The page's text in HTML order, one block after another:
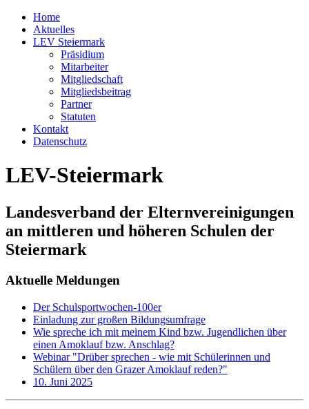
Home
Aktuelles
LEV Steiermark
Präsidium
Mitarbeiter
Mitgliedschaft
Mitgliedsbeitrag
Partner
Statuten
Kontakt
Datenschutz
LEV-Steiermark
Landesverband der Elternvereinigungen
an mittleren und höheren Schulen der
Steiermark
Aktuelle Meldungen
Der Schulsportwochen-100er
Einladung zur großen Bildungsumfrage
Wie spreche ich mit meinem Kind bzw. Jugendlichen über
einen Amoklauf bzw. Anschlag?
Webinar "Drüber sprechen - wie mit Schülerinnen und
Schülern über den Grazer Amoklauf reden?"
10. Juni 2025